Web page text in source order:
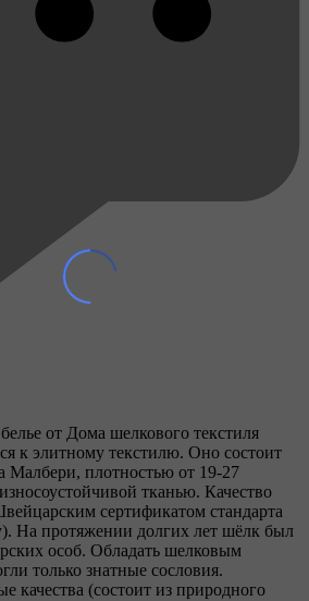
от Дома шелкового текстиля
к элитному текстилю. Оно состоит
Малбери, плотностью от 19-27
тканью. Качество
сертификатом стандарта
На протяжении долгих лет шёлк был
особ. Обладать шелковым
только знатные сословия.
качества (состоит из природного